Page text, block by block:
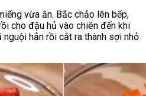
vừa ăn. Bắc chảo lên bếp,
cho đậu hủ vào chiên đến khi
hẳn rồi cắt ra thành sợi nhỏ